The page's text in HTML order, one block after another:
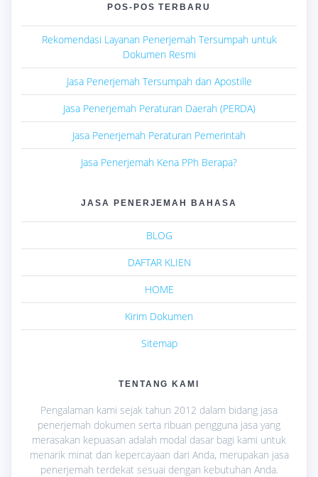
POS-POS TERBARU
Rekomendasi Layanan Penerjemah Tersumpah untuk
Dokumen Resmi
Jasa Penerjemah Tersumpah dan Apostille
Jasa Penerjemah Peraturan Daerah (PERDA)
Jasa Penerjemah Peraturan Pemerintah
Jasa Penerjemah Kena PPh Berapa?
JASA PENERJEMAH BAHASA
BLOG
DAFTAR KLIEN
HOME
Kirim Dokumen
Sitemap
TENTANG KAMI
Pengalaman kami sejak tahun 2012 dalam bidang jasa
penerjemah dokumen serta ribuan pengguna jasa yang
merasakan kepuasan adalah modal dasar bagi kami untuk
menarik minat dan kepercayaan dari Anda, merupakan jasa
penerjemah terdekat sesuai dengan kebutuhan Anda.